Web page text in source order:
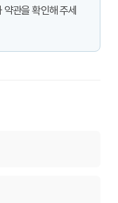
관을 확인해 주세